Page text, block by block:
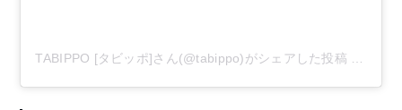
TABIPPO [タビッポ]さん(@tabippo)がシェアした投稿